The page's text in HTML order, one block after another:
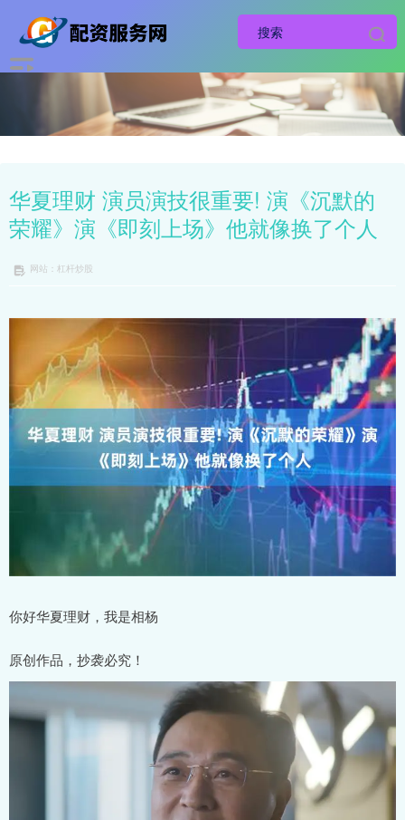
华夏理财 演员演技很重要! 演《沉默的
荣耀》演《即刻上场》他就像换了个人
网站：杠杆炒股
你好华夏理财，我是相杨
原创作品，抄袭必究！